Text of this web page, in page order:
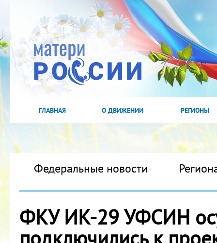
ГЛАВНАЯ О ДВИЖЕНИИ РЕГИОНЫ
Федеральные новости
ФКУ ИК-29 УФСИН